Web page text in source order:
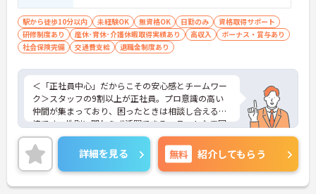
駅から徒歩10分以内 未経験OK 無資格OK 日勤のみ
資格取得サポート
研修制度あり
産休･育休･介護休暇取得実績あり 高収入
ボーナス・賞与あり
社会保険完備
交通費支給 退職金制度あり
＜「正社員中心」だからこその安心感とチームワー
ク＞スタッフの9割以上が正社員。プロ意識の高い
仲間が集まっており、困ったときは相談し合える環
境です。性別に関わらず活躍できるフラットな雰囲
気があります。
＜電動自転車でラクラク移動！身体への負担を軽減
＞会社から1人1台、専用の電動自転車が支給されま
す（一部例外あり）。お客様のご自宅への移動が快
適になるだけでなく、貸与された自転車での通勤も
詳細を見る 無料 紹介してもらう